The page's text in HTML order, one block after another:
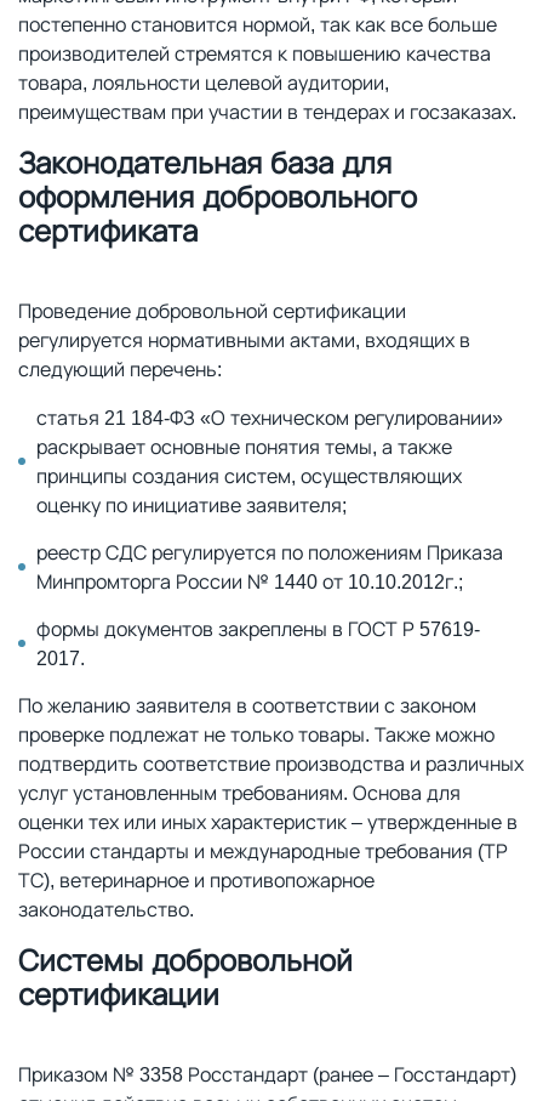
постепенно становится нормой, так как все больше
производителей стремятся к повышению качества
товара, лояльности целевой аудитории,
преимуществам при участии в тендерах и госзаказах.
Законодательная база для
оформления добровольного
сертификата
Проведение добровольной сертификации
регулируется нормативными актами, входящих в
следующий перечень:
статья 21 184-ФЗ «О техническом регулировании»
раскрывает основные понятия темы, а также
принципы создания систем, осуществляющих
оценку по инициативе заявителя;
реестр СДС регулируется по положениям Приказа
Минпромторга России № 1440 от 10.10.2012г.;
формы документов закреплены в ГОСТ Р 57619-
2017.
По желанию заявителя в соответствии с законом
проверке подлежат не только товары. Также можно
подтвердить соответствие производства и различных
услуг установленным требованиям. Основа для
оценки тех или иных характеристик – утвержденные в
России стандарты и международные требования (ТР
ТС), ветеринарное и противопожарное
законодательство.
Системы добровольной
сертификации
Приказом № 3358 Росстандарт (ранее – Госстандарт)